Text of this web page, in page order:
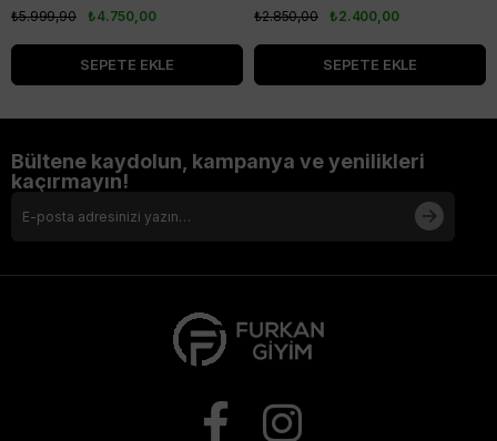
₺4.750,00
₺5.999,90
SEPETE EKLE
₺2.400,00
₺2.850,00
SEPETE EKLE
Bültene kaydolun, kampanya ve yenilikleri
kaçırmayın!